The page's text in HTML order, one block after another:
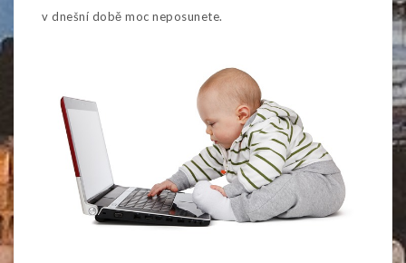
v dnešní době moc neposunete.